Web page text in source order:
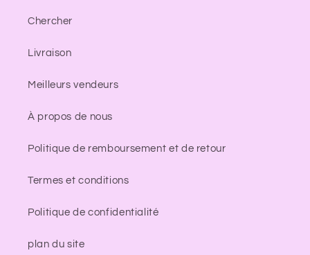
Chercher
Livraison
Meilleurs vendeurs
À propos de nous
Politique de remboursement et de retour
Termes et conditions
Politique de confidentialité
plan du site